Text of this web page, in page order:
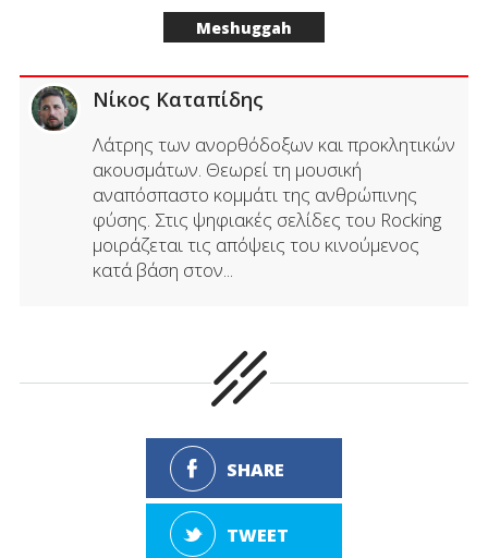
Meshuggah
Νίκος Καταπίδης
Λάτρης των ανορθόδοξων και προκλητικών
ακουσμάτων. Θεωρεί τη μουσική
αναπόσπαστο κομμάτι της ανθρώπινης
φύσης. Στις ψηφιακές σελίδες του Rocking
μοιράζεται τις απόψεις του κινούμενος
κατά βάση στον...
SHARE
TWEET